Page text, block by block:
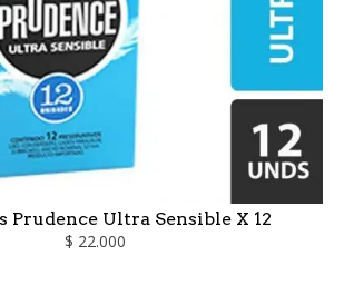
Prudence Ultra Sensible X 12
$ 22.000